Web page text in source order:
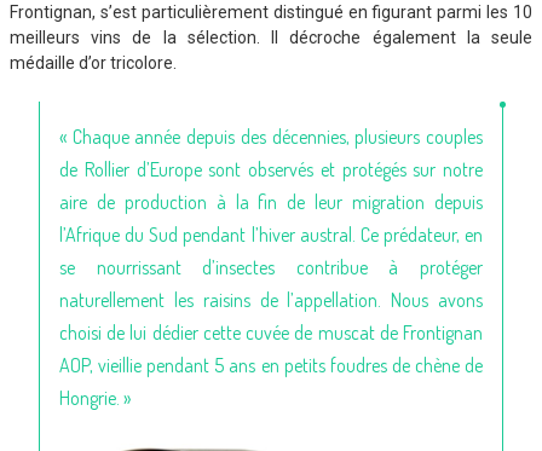
Frontignan, s’est particulièrement distingué en figurant parmi les 10
meilleurs vins de la sélection. Il décroche également la seule
médaille d’or tricolore.
« Chaque année depuis des décennies, plusieurs couples
de Rollier d’Europe sont observés et protégés sur notre
aire de production à la fin de leur migration depuis
l’Afrique du Sud pendant l’hiver austral. Ce prédateur, en
se nourrissant d’insectes contribue à protéger
naturellement les raisins de l’appellation. Nous avons
choisi de lui dédier cette cuvée de muscat de Frontignan
AOP, vieillie pendant 5 ans en petits foudres de chène de
Hongrie. »